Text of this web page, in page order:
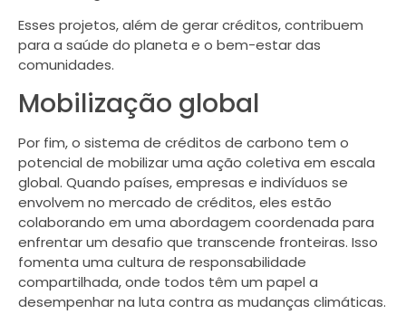
Esses projetos, além de gerar créditos, contribuem
para a saúde do planeta e o bem-estar das
comunidades.
Mobilização global
Por fim, o sistema de créditos de carbono tem o
potencial de mobilizar uma ação coletiva em escala
global. Quando países, empresas e indivíduos se
envolvem no mercado de créditos, eles estão
colaborando em uma abordagem coordenada para
enfrentar um desafio que transcende fronteiras. Isso
fomenta uma cultura de responsabilidade
compartilhada, onde todos têm um papel a
desempenhar na luta contra as mudanças climáticas.